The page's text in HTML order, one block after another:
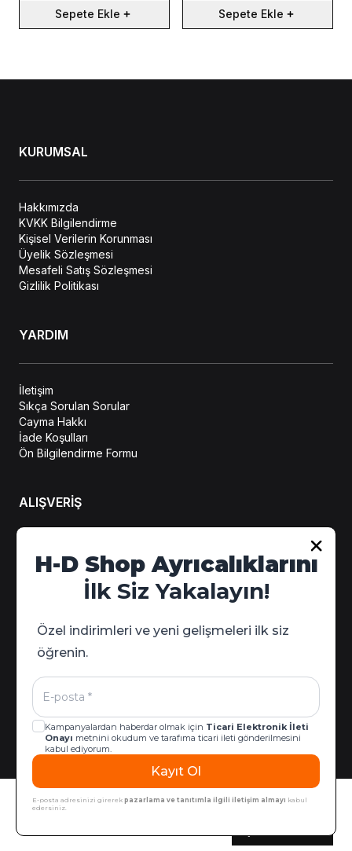
Sepete Ekle
Sepete Ekle Sepete Ekle
KURUMSAL
Hakkımızda
KVKK Bilgilendirme
Kişisel Verilerin Korunması
Üyelik Sözleşmesi
Mesafeli Satış Sözleşmesi
Gizlilik Politikası
YARDIM
İletişim
Sıkça Sorulan Sorular
Cayma Hakkı
İade Koşulları
Ön Bilgilendirme Formu
ALIŞVERİŞ
Hesabım
Sipariş Takip
Kampanya Detayları
© 2026 Harley-Davidson West & İzmir | Tüm Hakları Saklıdır |
ikas E-Ticaret Altyapısıyla Hazırlanmıştır.
H-D Shop Ayrıcalıklarını
İlk Siz Yakalayın!
Özel indirimleri ve yeni gelişmeleri ilk siz
öğrenin.
Kampanyalardan haberdar olmak için Ticari Elektronik İleti
Onayı metnini okudum ve tarafıma ticari ileti gönderilmesini
kabul ediyorum.
Kayıt Ol
E-posta adresinizi girerek pazarlama ve tanıtımla ilgili iletişim almayı kabul
edersiniz.